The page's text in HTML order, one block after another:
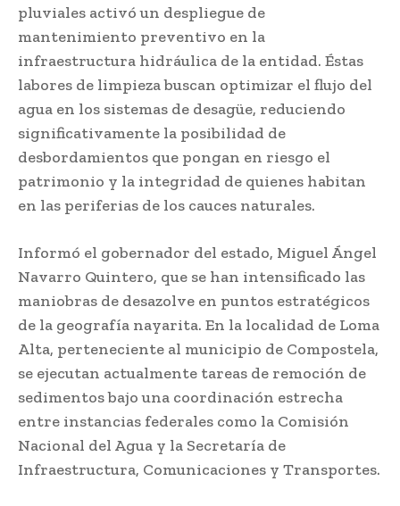
pluviales activó un despliegue de
mantenimiento preventivo en la
infraestructura hidráulica de la entidad. Éstas
labores de limpieza buscan optimizar el flujo del
agua en los sistemas de desagüe, reduciendo
significativamente la posibilidad de
desbordamientos que pongan en riesgo el
patrimonio y la integridad de quienes habitan
en las periferias de los cauces naturales.
Informó el gobernador del estado, Miguel Ángel
Navarro Quintero, que se han intensificado las
maniobras de desazolve en puntos estratégicos
de la geografía nayarita. En la localidad de Loma
Alta, perteneciente al municipio de Compostela,
se ejecutan actualmente tareas de remoción de
sedimentos bajo una coordinación estrecha
entre instancias federales como la Comisión
Nacional del Agua y la Secretaría de
Infraestructura, Comunicaciones y Transportes.